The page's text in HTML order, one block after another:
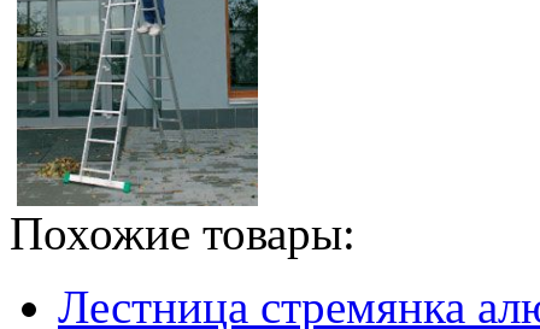
Похожие товары:
Лестница стремянка